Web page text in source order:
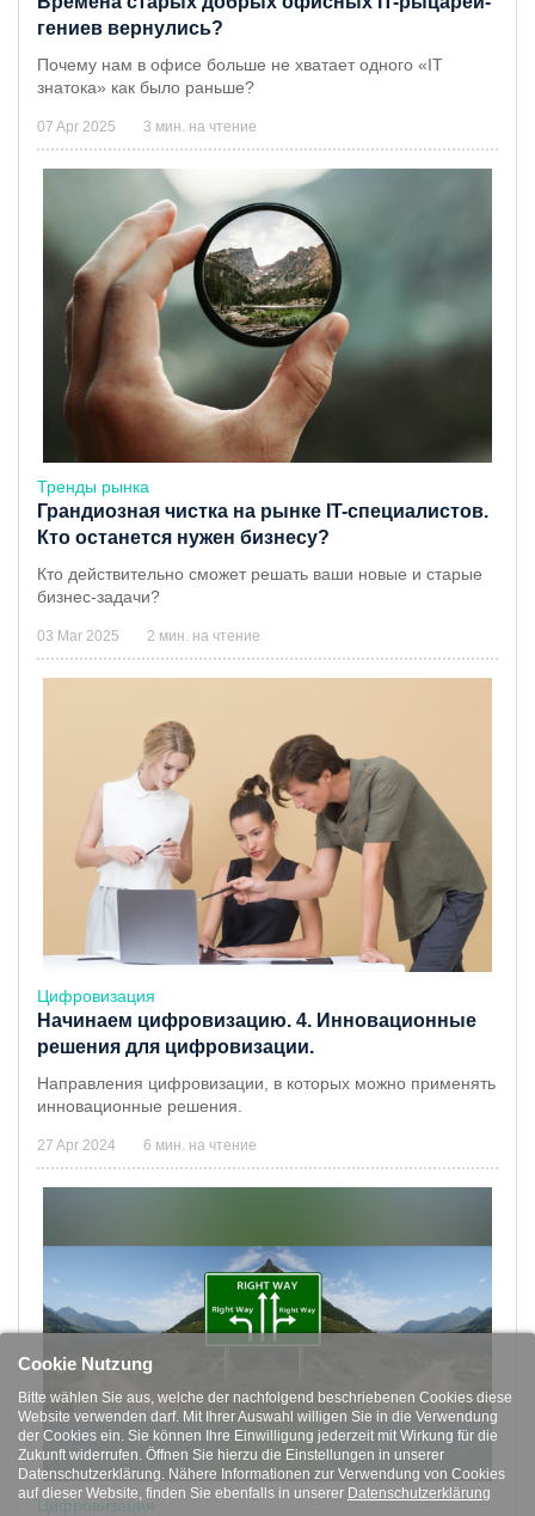
гениев вернулись?
Почему нам в офисе больше не хватает одного «IT
знатока» как было раньше?
07 Apr 2025 3 мин. на чтение
Тренды рынка
Грандиозная чистка на рынке IT-специалистов.
Кто останется нужен бизнесу?
Кто действительно сможет решать ваши новые и старые
бизнес-задачи?
03 Mar 2025 2 мин. на чтение
Цифровизация
Начинаем цифровизацию. 4. Инновационные
решения для цифровизации.
Направления цифровизации, в которых можно применять
инновационные решения.
27 Apr 2024 6 мин. на чтение
Цифровизация
Cookie Nutzung
Bitte wählen Sie aus, welche der nachfolgend beschriebenen Cookies diese
Website verwenden darf. Mit Ihrer Auswahl willigen Sie in die Verwendung
der Cookies ein. Sie können Ihre Einwilligung jederzeit mit Wirkung für die
Zukunft widerrufen. Öffnen Sie hierzu die Einstellungen in unserer
Datenschutzerklärung. Nähere Informationen zur Verwendung von Cookies
auf dieser Website, finden Sie ebenfalls in unserer Datenschutzerklärung